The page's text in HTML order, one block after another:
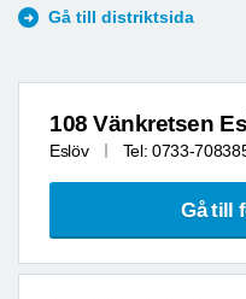
Gå till distriktsida
108 Vänkretsen
Eslöv Tel: 0733-
Gå till